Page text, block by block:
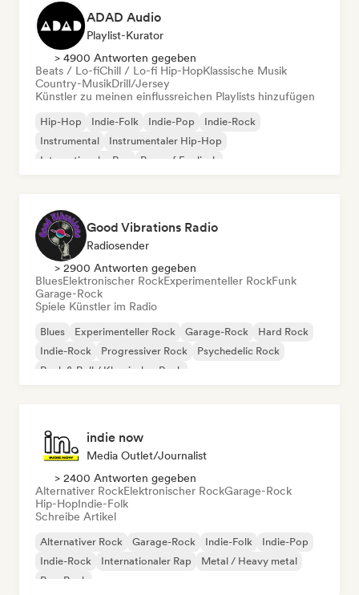
ADAD Audio
Playlist-Kurator
> 4900 Antworten gegeben
Beats / Lo-fiChill / Lo-fi Hip-HopKlassische Musik
Country-MusikDrill/Jersey
Künstler zu meinen einflussreichen Playlists hinzufügen
Hip-Hop Indie-Folk Indie-Pop
Indie-Rock
Instrumental
Instrumentaler Hip-Hop
Internationaler Rap
Rap auf Englisch
Good Vibrations Radio
Radiosender
> 2900 Antworten gegeben
BluesElektronischer RockExperimenteller RockFunk
Garage-Rock
Spiele Künstler im Radio
Blues Experimenteller Rock Garage-Rock
Hard Rock
Indie-Rock
Progressiver Rock
Psychedelic Rock
Rock & Roll / Klassischer Rock
indie now
Media Outlet/Journalist
> 2400 Antworten gegeben
Alternativer RockElektronischer RockGarage-Rock
Hip-HopIndie-Folk
Schreibe Artikel
Alternativer Rock Garage-Rock Indie-Folk
Indie-Pop
Indie-Rock
Internationaler Rap
Metal / Heavy metal
Pop-Rock